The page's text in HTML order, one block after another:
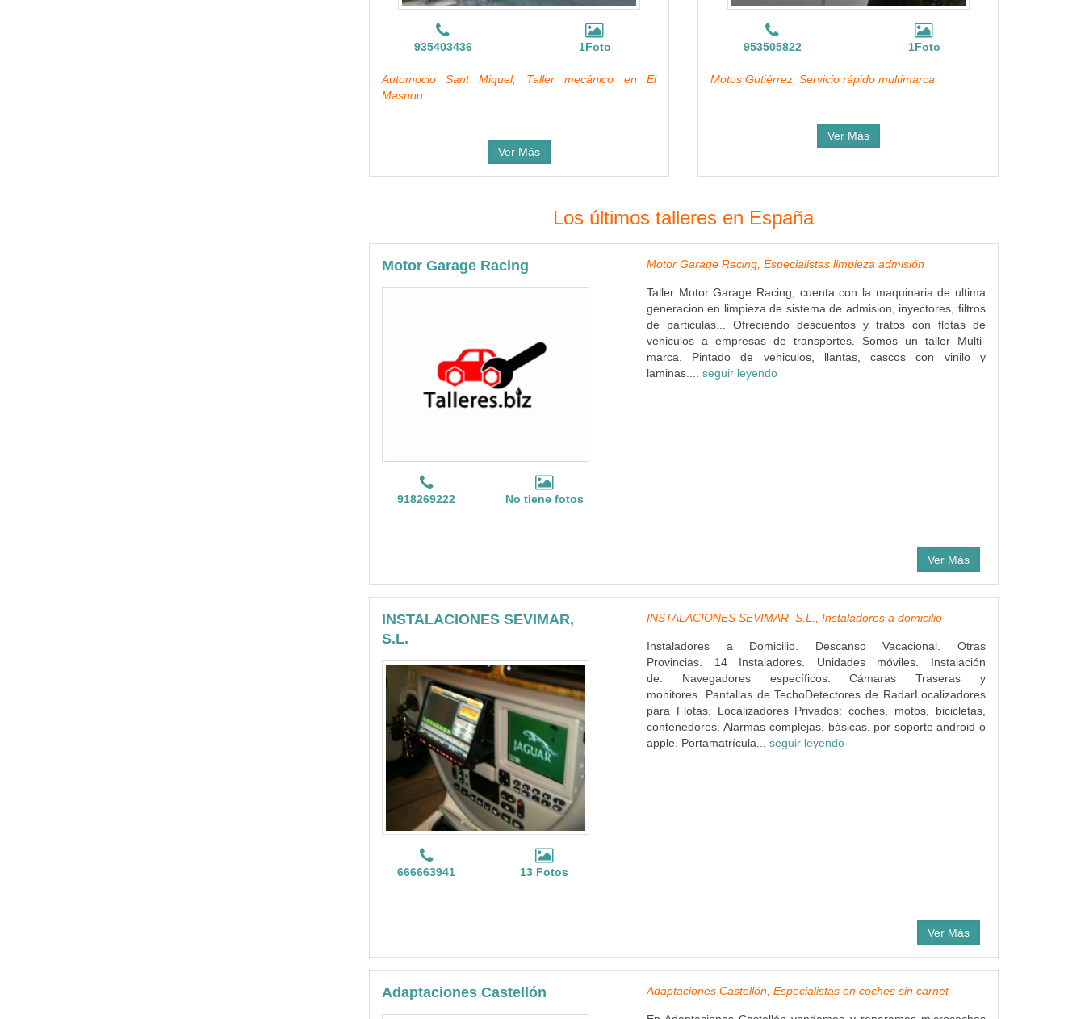
935403436 1Foto
Automocio Sant Miquel, Taller mecánico en El
Masnou
Ver Más
953505822 1Foto
Motos Gutiérrez, Servicio rápido multimarca
Ver Más
Los últimos talleres en España
Motor Garage Racing
918269222 No tiene fotos
Motor Garage Racing, Especialistas limpieza admisión
Taller Motor Garage Racing, cuenta con la maquinaria de ultima
generacion en limpieza de sistema de admision, inyectores, filtros
de particulas... Ofreciendo descuentos y tratos con flotas de
vehiculos a empresas de transportes. Somos un taller Multi-
marca. Pintado de vehiculos, llantas, cascos con vinilo y
laminas.... seguir leyendo
Ver Más
INSTALACIONES SEVIMAR,
S.L.
666663941 13 Fotos
INSTALACIONES SEVIMAR, S.L., Instaladores a domicilio
Instaladores a Domicilio. Descanso Vacacional. Otras
Provincias. 14 Instaladores. Unidades móviles. Instalación
de: Navegadores específicos. Cámaras Traseras y
monitores. Pantallas de TechoDetectores de RadarLocalizadores
para Flotas. Localizadores Privados: coches, motos, bicicletas,
contenedores. Alarmas complejas, básicas, por soporte android o
apple. Portamatrícula... seguir leyendo
Ver Más
Adaptaciones Castellón Adaptaciones Castellón, Especialistas en coches sin carnet